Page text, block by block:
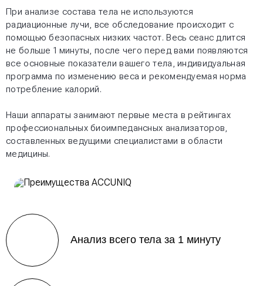
При анализе состава тела не используются
радиационные лучи, все обследование происходит с
помощью безопасных низких частот. Весь сеанс длится
не больше 1 минуты, после чего перед вами появляются
все основные показатели вашего тела, индивидуальная
программа по изменению веса и рекомендуемая норма
потребление калорий.
Наши аппараты занимают первые места в рейтингах
профессиональных биоимпедансных анализаторов,
составленных ведущими специалистами в области
медицины.
Анализ всего тела за 1 минуту